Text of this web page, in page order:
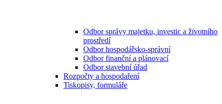
Odbor správy majetku, investic a životního
prostředí
Odbor hospodářsko-správní
Odbor finanční a plánovací
Odbor stavební úřad
Rozpočty a hospodaření
Tiskopisy, formuláře